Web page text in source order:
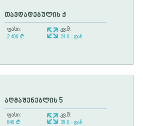
თავდადებულის ქ
ფასი:
2 400 ¢
კვ.მ:
24.0 - დან
აღმაშენებლის 5
ფასი:
840 ¢
კვ.მ:
39.0 - დან